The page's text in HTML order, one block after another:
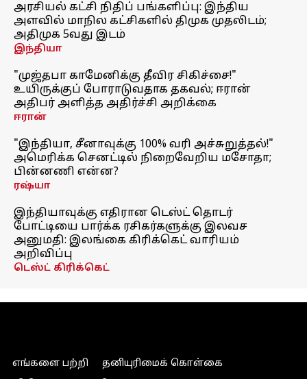
அரசியல் கட்சி நிதிப் பங்களிப்பு: இந்திய
அளவில் மாநில கட்சிகளில் திமுக முதலிடம்;
அதிமுக 5வது இடம்
இந்தியா
"முஜ்தபா காமேனிக்கு தீவிர சிகிச்சை!"
உயிருக்குப் போராடுவதாக தகவல்; ஈரான்
அதிபர் அளித்த அதிர்ச்சி அறிக்கை
ஈரான்
"இந்தியா, சீனாவுக்கு 100% வரி அச்சுறுத்தல்!"
அமெரிக்க செனட்டில் நிறைவேறிய மசோதா;
பின்னணி என்ன?
ரஷ்யா
இந்தியாவுக்கு எதிரான டெஸ்ட் தொடர்
போட்டியை பார்க்க ரசிகர்களுக்கு இலவச
அனுமதி: இலங்கை கிரிக்கெட் வாரியம்
அறிவிப்பு
டெஸ்ட் கிரிக்கெட்
எங்களை பற்றி
தனியுரிமைக் கொள்கை